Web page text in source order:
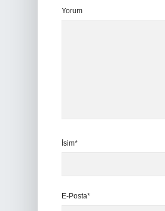
Yorum
İsim*
E-Posta*